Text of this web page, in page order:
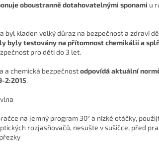
oboustranně dotahovatelnými sponami u
byl kladen velký důraz na bezpečnost a zdraví
byly testoványna přítomnost chemikálií a
pro děti do 3 let.
a chemická bezpečnostodpovídá aktuální
2:2015.
na jemný program 30° a nízké otáčky,
rozjasňovačů, nesušte v sušičce, před